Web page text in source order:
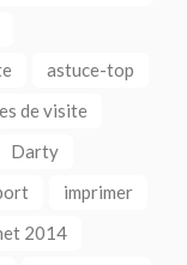
astuce-top
de visite
Darty
imprimer
2014